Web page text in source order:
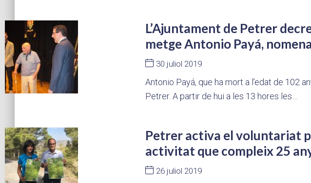
L’Ajuntament de Petrer
metge Antonio Payá,
30 juliol 2019
Antonio Payá, que ha mort a l’edat de 102
Petrer. A partir de hui a les 13 hores les…
Petrer activa el voluntariat
activitat que compleix 25
26 juliol 2019